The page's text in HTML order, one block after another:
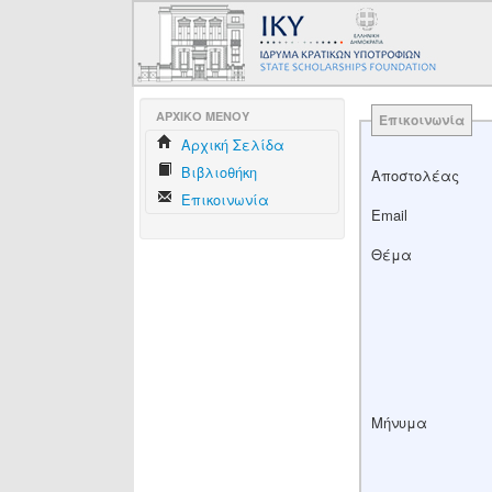
AΡΧΙΚΟ ΜΕΝΟΥ
Aρχική Σελίδα
Βιβλιοθήκη
Επικοινωνία
Επικοινωνία
Αποστολέας
Email
Θέμα
Μήνυμα